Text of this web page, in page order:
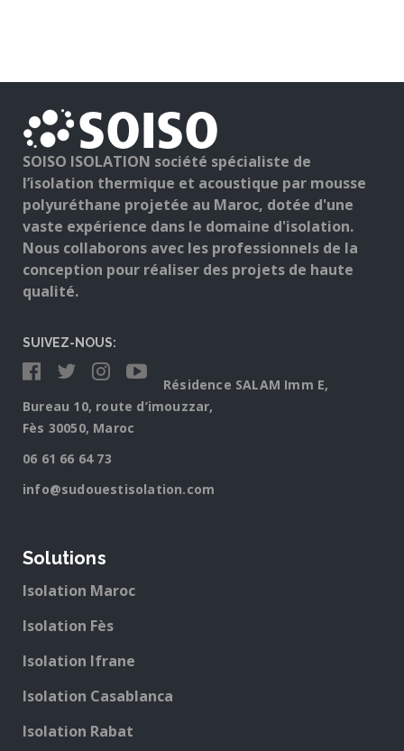
SOISO ISOLATION société spécialiste de
l’isolation thermique et acoustique par mousse
polyuréthane projetée au Maroc, dotée d'une
vaste expérience dans le domaine d'isolation.
Nous collaborons avec les professionnels de la
conception pour réaliser des projets de haute
qualité.
SUIVEZ-NOUS:
Résidence SALAM Imm E,
Bureau 10, route d’imouzzar,
Fès 30050, Maroc
06 61 66 64 73
info@sudouestisolation.com
Solutions
Isolation Maroc
Isolation Fès
Isolation Ifrane
Isolation Casablanca
Isolation Rabat